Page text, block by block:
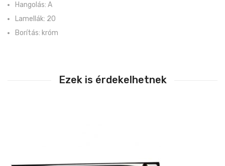
Hangolás: A
Lamellák: 20
Borítás: króm
Ezek is érdekelhetnek